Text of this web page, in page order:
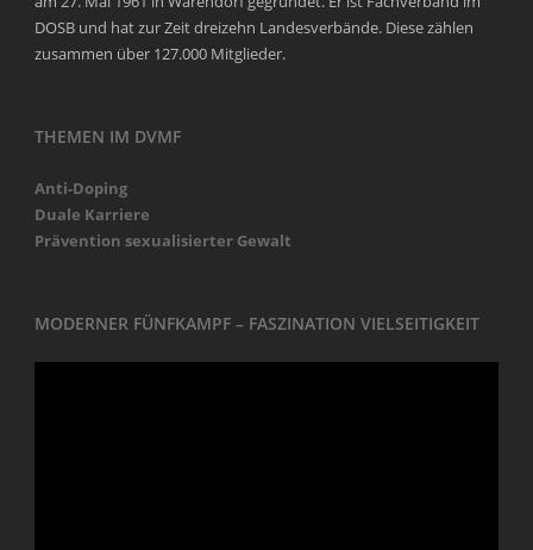
DOSB und hat zur Zeit dreizehn Landesverbände. Diese zählen
zusammen über 127.000 Mitglieder.
THEMEN IM DVMF
Anti-Doping
Duale Karriere
Prävention sexualisierter Gewalt
MODERNER FÜNFKAMPF – FASZINATION VIELSEITIGKEIT